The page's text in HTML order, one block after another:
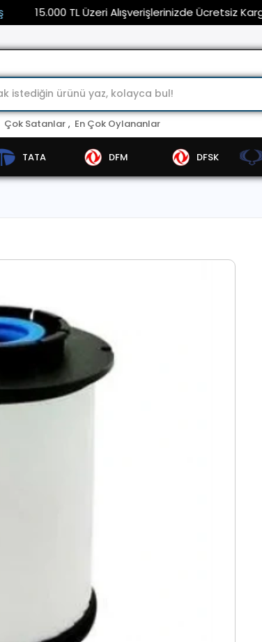
15.000 TL Üzeri Alışverişlerinizde Ücretsiz Kargo
Çok Satanlar , En Çok Oylananlar
TATA DFM DFSK